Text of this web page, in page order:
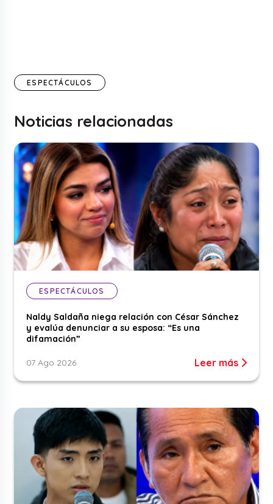
ESPECTÁCULOS
Noticias relacionadas
ESPECTÁCULOS
Naldy Saldaña niega relación con César Sánchez
y evalúa denunciar a su esposa: “Es una
difamación”
07 Ago 2026 Leer más